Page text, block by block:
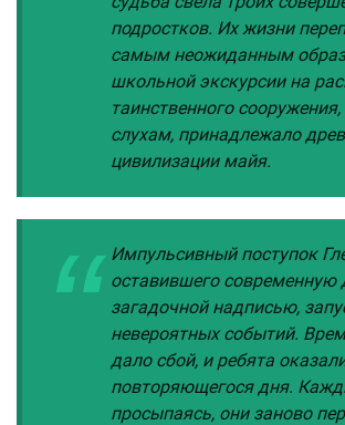
подростков. Их жизни
самым неожиданным
школьной экскурсии на
таинственного
слухам, принадлежало
цивилизации майя.
Импульсивный поступок
оставившего современную
загадочной надписью,
невероятных событий.
дало сбой, и ребята
повторяющегося дня.
просыпаясь, они заново